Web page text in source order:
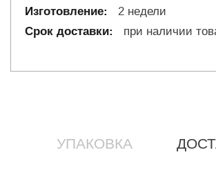
2 недели
при наличии
УПАКОВКА